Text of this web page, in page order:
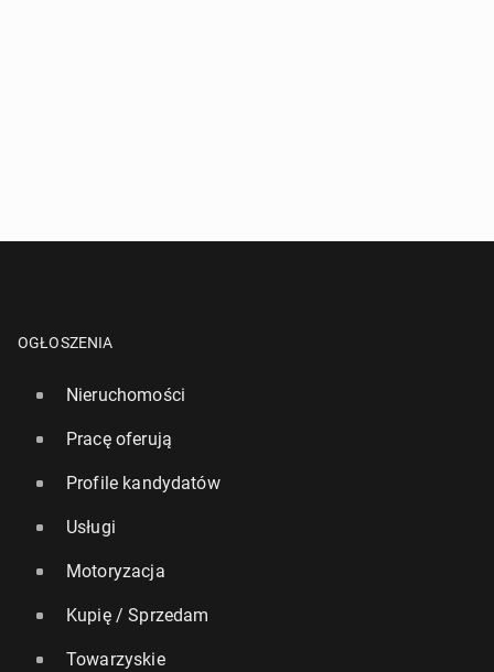
OGŁOSZENIA
Nieruchomości
Pracę oferują
Profile kandydatów
Usługi
Motoryzacja
Kupię / Sprzedam
Towarzyskie